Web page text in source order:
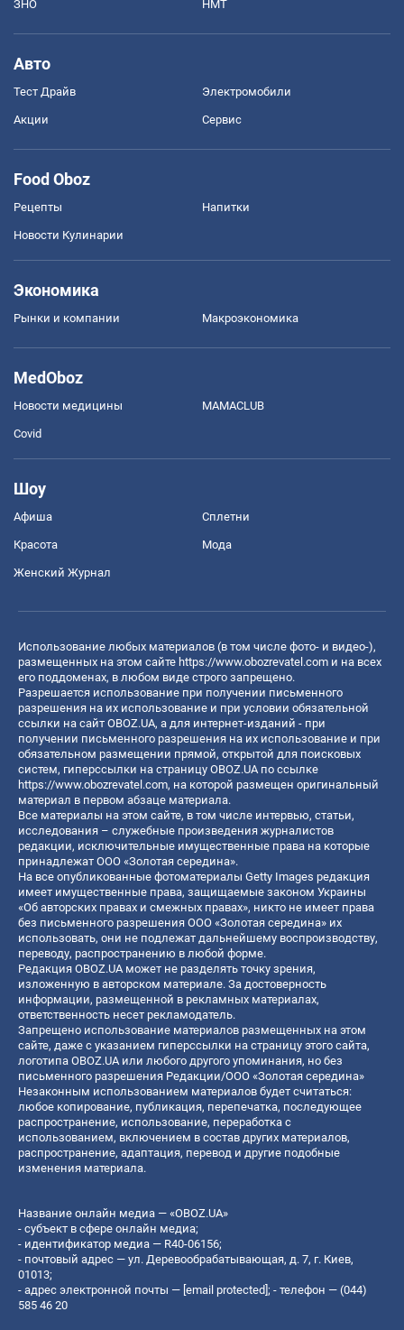
ЗНО НМТ
Авто
Тест Драйв Электромобили
Акции Сервис
Food Oboz
Рецепты Напитки
Новости Кулинарии
Экономика
Рынки и компании Mакроэкономика
MedOboz
Новости медицины MAMACLUB
Covid
Шоу
Афиша Сплетни
Красота Мода
Женский Журнал
Использование любых материалов (в том числе фото- и видео-),
размещенных на этом сайте https://www.obozrevatel.com и на всех
его поддоменах, в любом виде строго запрещено.
Разрешается использование при получении письменного
разрешения на их использование и при условии обязательной
ссылки на сайт OBOZ.UA, а для интернет-изданий - при
получении письменного разрешения на их использование и при
обязательном размещении прямой, открытой для поисковых
систем, гиперссылки на страницу OBOZ.UA по ссылке
https://www.obozrevatel.com, на которой размещен оригинальный
материал в первом абзаце материала.
Все материалы на этом сайте, в том числе интервью, статьи,
исследования – служебные произведения журналистов
редакции, исключительные имущественные права на которые
принадлежат ООО «Золотая середина».
На все опубликованные фотоматериалы Getty Images редакция
имеет имущественные права, защищаемые законом Украины
«Об авторских правах и смежных правах», никто не имеет права
без письменного разрешения ООО «Золотая середина» их
использовать, они не подлежат дальнейшему воспроизводству,
переводу, распространению в любой форме.
Редакция OBOZ.UA может не разделять точку зрения,
изложенную в авторском материале. За достоверность
информации, размещенной в рекламных материалах,
ответственность несет рекламодатель.
Запрещено использование материалов размещенных на этом
сайте, даже с указанием гиперссылки на страницу этого сайта,
логотипа OBOZ.UA или любого другого упоминания, но без
письменного разрешения Редакции/ООО «Золотая середина»
Незаконным использованием материалов будет считаться:
любое копирование, публикация, перепечатка, последующее
распространение, использование, переработка с
использованием, включением в состав других материалов,
распространение, адаптация, перевод и другие подобные
изменения материала.
Название онлайн медиа — «OBOZ.UA»
- субъект в сфере онлайн медиа;
- идентификатор медиа — R40-06156;
- почтовый адрес — ул. Деревообрабатывающая, д. 7, г. Киев,
01013;
- адрес электронной почты — [email protected]; - телефон — (044)
585 46 20